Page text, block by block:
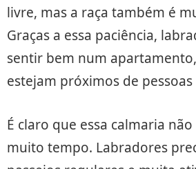
livre, mas a raça também é
Graças a essa paciência,
sentir bem num
estejam próximos de
É claro que essa calmaria
muito tempo. Labradores